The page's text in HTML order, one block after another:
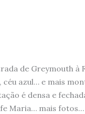
de Greymouth à
céu azul… e mais
é densa e
Maria… mais fotos…